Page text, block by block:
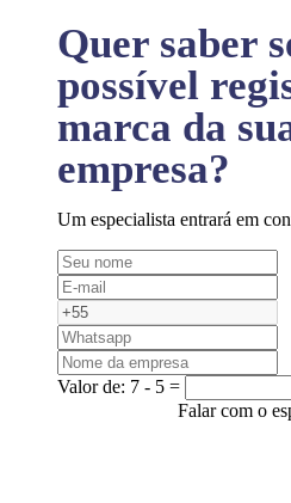
Quer saber
possível
marca da
empresa?
Um especialista entrará em
Valor de: 7 - 5 =
Falar com o